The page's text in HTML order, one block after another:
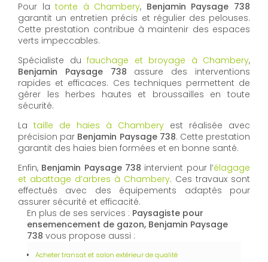
Pour latonte à Chambery, Benjamin Paysage 738
garantit un entretien précis et régulier des pelouses.
Cette prestation contribue à maintenir des espaces
verts impeccables.
Spécialiste du fauchage et broyage à Chambery,
Benjamin Paysage 738 assure des interventions
rapides et efficaces. Ces techniques permettent de
gérer les herbes hautes et broussailles en toute
sécurité.
La taille de haies à Chambery est réalisée avec
précision par Benjamin Paysage 738. Cette prestation
garantit des haies bien formées et en bonne santé.
Enfin, Benjamin Paysage 738 intervient pour l’élagage
et abattage d’arbres à Chambery. Ces travaux sont
effectués avec des équipements adaptés pour
assurer sécurité et efficacité.
En plus de ses services : Paysagiste pour
ensemencement de gazon, Benjamin Paysage
738 vous propose aussi :
Acheter transat et salon extérieur de qualité